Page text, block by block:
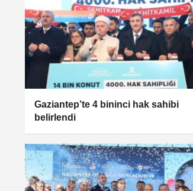
Gaziantep’te 4 bininci hak sahibi
belirlendi